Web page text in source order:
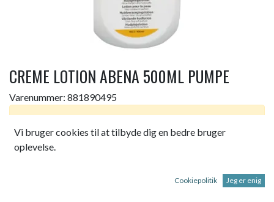
CREME LOTION ABENA 500ML PUMPE
Varenummer: 881890495
Vi bruger cookies til at tilbyde dig en bedre bruger
oplevelse.
Cookiepolitik Jeg er enig